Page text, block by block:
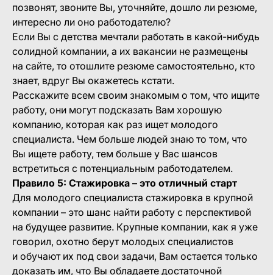
позвонят, звоните Вы, уточняйте, дошло ли резюме,
интересно ли оно работодателю?
Если Вы с детства мечтали работать в какой-нибудь
солидной компании, а их вакансии не размещены
на сайте, то отошлите резюме самостоятельно, кто
знает, вдруг Вы окажетесь кстати.
Расскажите всем своим знакомым о том, что ищите
работу, они могут подсказать Вам хорошую
компанию, которая как раз ищет молодого
специалиста. Чем больше людей знаю то том, что
Вы ищете работу, тем больше у Вас шансов
встретиться с потенциальным работодателем.
Правило 5: Стажировка – это отличный старт
Для молодого специалиста стажировка в крупной
компании – это шанс найти работу с перспективой
на будущее развитие. Крупные компании, как я уже
говорил, охотно берут молодых специалистов
и обучают их под свои задачи, Вам остается только
доказать им, что Вы обладаете достаточной